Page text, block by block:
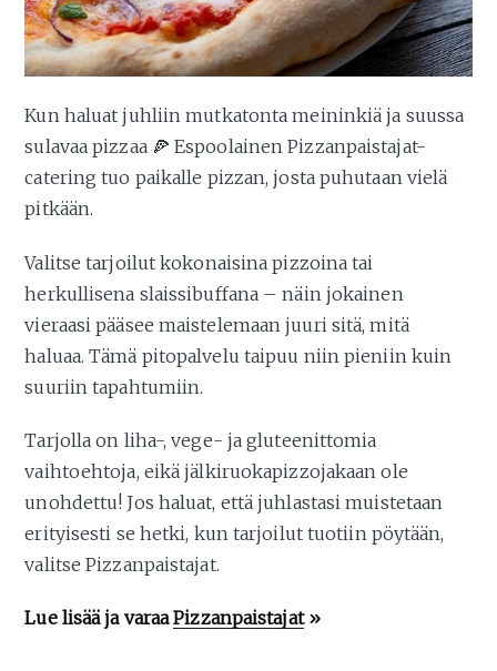
Kun haluat juhliin mutkatonta meininkiä ja suussa
sulavaa pizzaa 🍕 Espoolainen Pizzanpaistajat-
catering tuo paikalle pizzan, josta puhutaan vielä
pitkään.
Valitse tarjoilut kokonaisina pizzoina tai
herkullisena slaissibuffana – näin jokainen
vieraasi pääsee maistelemaan juuri sitä, mitä
haluaa. Tämä pitopalvelu taipuu niin pieniin kuin
suuriin tapahtumiin.
Tarjolla on liha-, vege- ja gluteenittomia
vaihtoehtoja, eikä jälkiruokapizzojakaan ole
unohdettu! Jos haluat, että juhlastasi muistetaan
erityisesti se hetki, kun tarjoilut tuotiin pöytään,
valitse Pizzanpaistajat.
Lue lisää ja varaaPizzanpaistajat»